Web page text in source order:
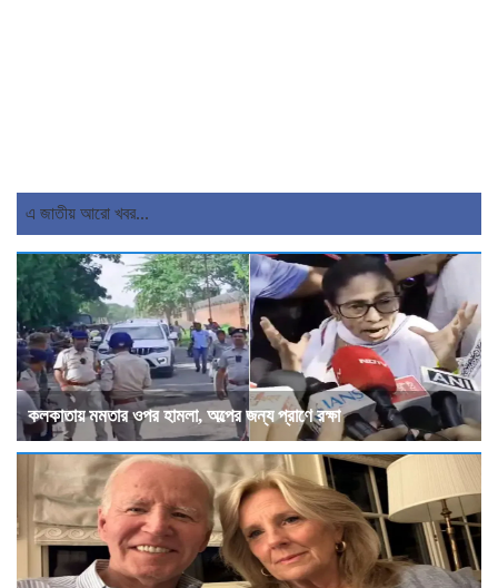
এ জাতীয় আরো খবর...
কলকাতায় মমতার ওপর হামলা, অল্পের জন্য প্রাণে রক্ষা